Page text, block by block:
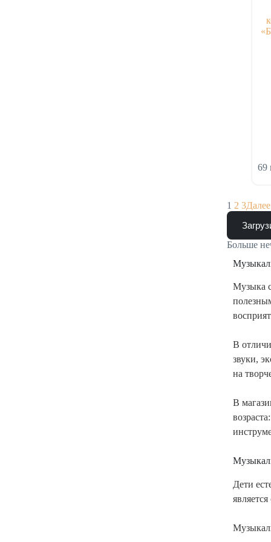
69
1 2 3
Больше
Музыка
В
звуки,
на
В
Дети